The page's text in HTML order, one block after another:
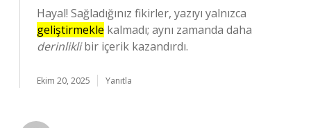
Hayal! Sağladığınız fikirler, yazıyı yalnızca
geliştirmekle kalmadı; aynı zamanda daha
derinliklibir içerik kazandırdı.
Ekim 20, 2025 Yanıtla